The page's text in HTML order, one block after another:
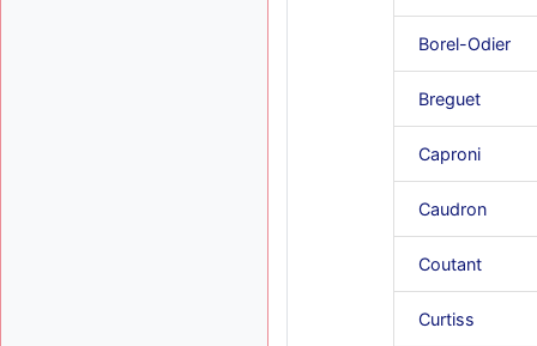
Borel-Odier
Breguet
Caproni
Caudron
Coutant
Curtiss